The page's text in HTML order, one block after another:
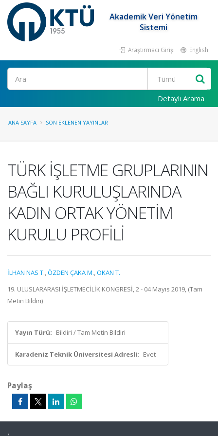
Akademik Veri Yönetim
Sistemi
Araştırmacı Girişi English
Ara
Detaylı Arama
ANA SAYFA SON EKLENEN YAYINLAR
TÜRK İŞLETME GRUPLARININ
BAĞLI KURULUŞLARINDA
KADIN ORTAK YÖNETİM
KURULU PROFİLİ
İLHAN NAS T.,ÖZDEN ÇAKA M.,OKAN T.
19. ULUSLARARASI İŞLETMECİLİK KONGRESİ, 2 - 04 Mayıs 2019, (Tam
Metin Bildiri)
Yayın Türü: Bildiri / Tam Metin Bildiri
Karadeniz Teknik Üniversitesi Adresli: Evet
Paylaş